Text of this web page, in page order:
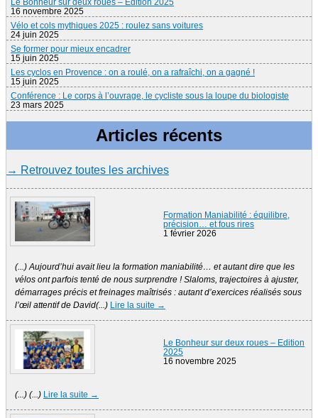
16 novembre 2025
Vélo et cols mythiques 2025 : roulez sans voitures
24 juin 2025
Se former pour mieux encadrer
15 juin 2025
Les cyclos en Provence : on a roulé, on a rafraîchi, on a gagné !
15 juin 2025
Conférence : Le corps à l’ouvrage, le cycliste sous la loupe du biologiste
23 mars 2025
Articles récents
→ Retrouvez toutes les archives
Formation Maniabilité : équilibre,
précision… et fous rires
1 février 2026
(...) Aujourd’hui avait lieu la formation maniabilité… et autant dire que les
vélos ont parfois tenté de nous surprendre ! Slaloms, trajectoires à ajuster,
démarrages précis et freinages maîtrisés : autant d’exercices réalisés sous
l’œil attentif de David(...) Lire la suite →
Le Bonheur sur deux roues – Edition
2025
16 novembre 2025
(...) (...) Lire la suite →